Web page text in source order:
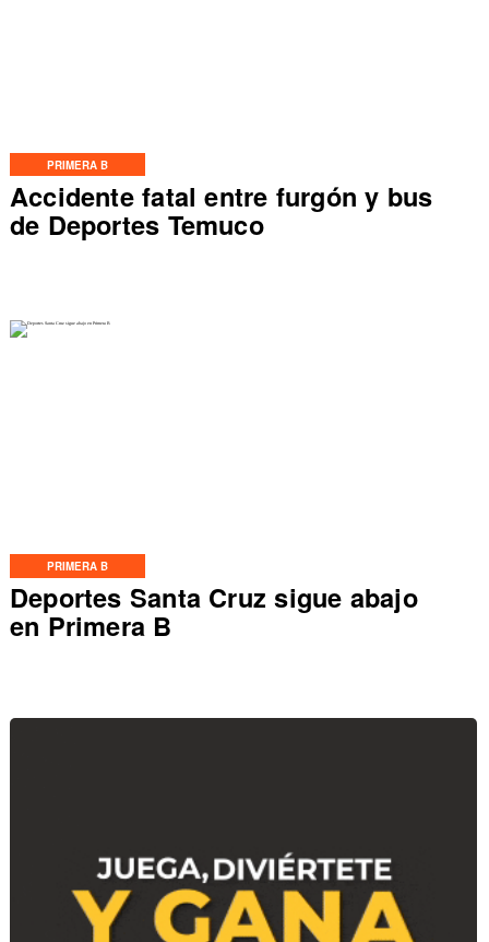
PRIMERA B
Accidente fatal entre furgón y bus
de Deportes Temuco
PRIMERA B
Deportes Santa Cruz sigue abajo
en Primera B